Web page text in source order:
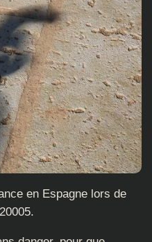
en Espagne lors de